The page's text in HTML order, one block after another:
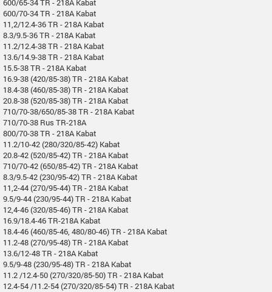
600/70-34 TR - 218A Kabat
11,2/12.4-36 TR - 218A Kabat
8.3/9.5-36 TR - 218A Kabat
11.2/12.4-38 TR - 218A Kabat
13.6/14.9-38 TR - 218A Kabat
15.5-38 TR - 218A Kabat
16.9-38 (420/85-38) TR - 218A Kabat
18.4-38 (460/85-38) TR - 218A Kabat
20.8-38 (520/85-38) TR - 218A Kabat
710/70-38/650/85-38 TR - 218A Kabat
710/70-38 Rus TR-218A
800/70-38 TR - 218A Kabat
11.2/10-42 (280/320/85-42) Kabat
20.8-42 (520/85-42) TR - 218A Kabat
710/70-42 (650/85-42) TR - 218A Kabat
8.3/9.5-42 (230/95-42) TR - 218A Kabat
11,2-44 (270/95-44) TR - 218A Kabat
9.5/9-44 (230/95-44) TR - 218A Kabat
12,4-46 (320/85-46) TR - 218A Kabat
16.9/18.4-46 TR-218A Kabat
18.4-46 (460/85-46, 480/80-46) TR - 218A Kabat
11.2-48 (270/95-48) TR - 218A Kabat
13.6/12-48 TR - 218A Kabat
9.5/9-48 (230/95-48) TR - 218A Kabat
11.2 /12.4-50 (270/320/85-50) TR - 218A Kabat
12.4-54 /11.2-54 (270/320/85-54) TR - 218A Kabat